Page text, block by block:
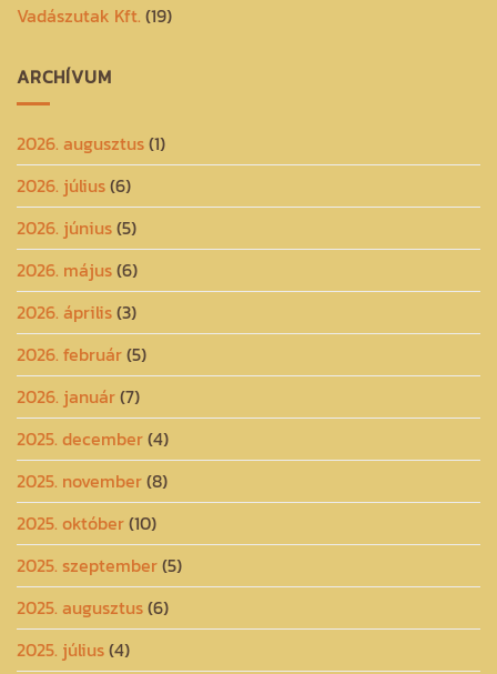
Vadászutak Kft. (19)
ARCHÍVUM
2026. augusztus(1)
2026. július(6)
2026. június(5)
2026. május(6)
2026. április(3)
2026. február(5)
2026. január(7)
2025. december(4)
2025. november(8)
2025. október(10)
2025. szeptember(5)
2025. augusztus(6)
2025. július(4)